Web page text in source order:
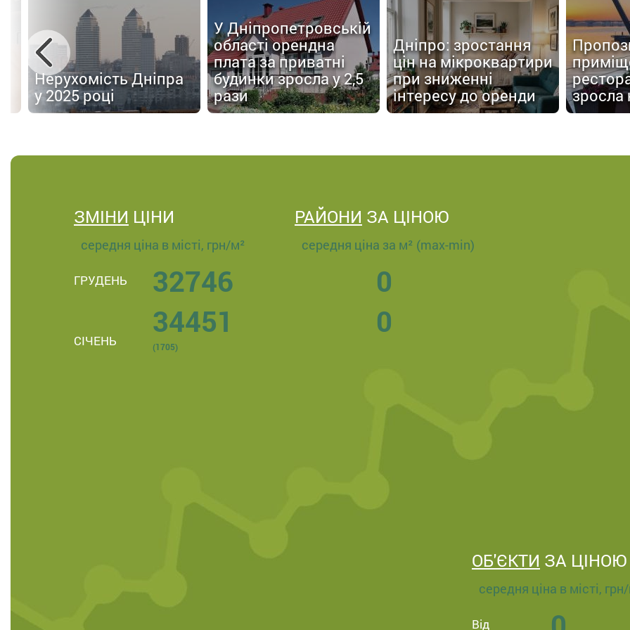
Нерухомість Дніпра
у 2025 році
У Дніпропетровській
області орендна
плата за приватні
будинки зросла у 2,5
рази
Дніпро: зростання
цін на мікроквартири
при зниженні
інтересу до оренди
зросла
ЗМІНИ ЦІНИ
середня ціна в місті, грн/м²
ГРУДЕНЬ 32746
СІЧЕНЬ
34451
(1705)
РАЙОНИ ЗА ЦІНОЮ
середня ціна за м² (max-min)
0
0
ОБ'ЄКТИ ЗА ЦІНОЮ
середня ціна в місті,
Від